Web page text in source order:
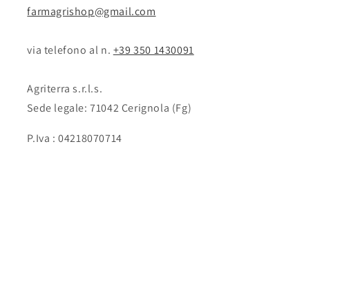
farmagrishop@gmail.com
via telefono al n. ‭‭ +39 350 1430091
Agriterra s.r.l.s.
Sede legale: 71042 Cerignola (Fg)
P.Iva : 04218070714